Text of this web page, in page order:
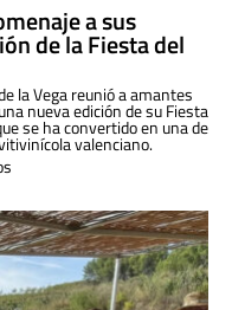
a sus
de la Fiesta del
la Vega reunió a amantes
nueva edición de su Fiesta
se ha convertido en una de
valenciano.